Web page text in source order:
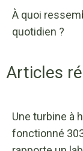
À quoi
quotidien ?
Articles
Une turbine à
fonctionné